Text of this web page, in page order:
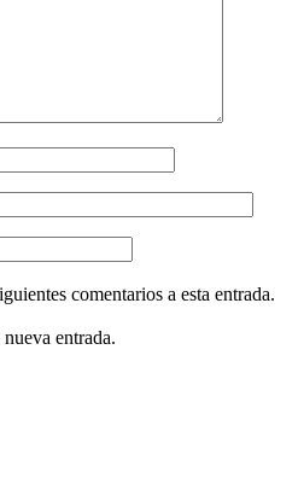
comentarios a esta entrada.
entrada.